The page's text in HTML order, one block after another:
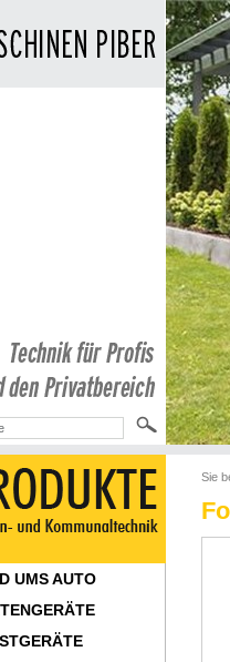
Sie
UMS AUTO